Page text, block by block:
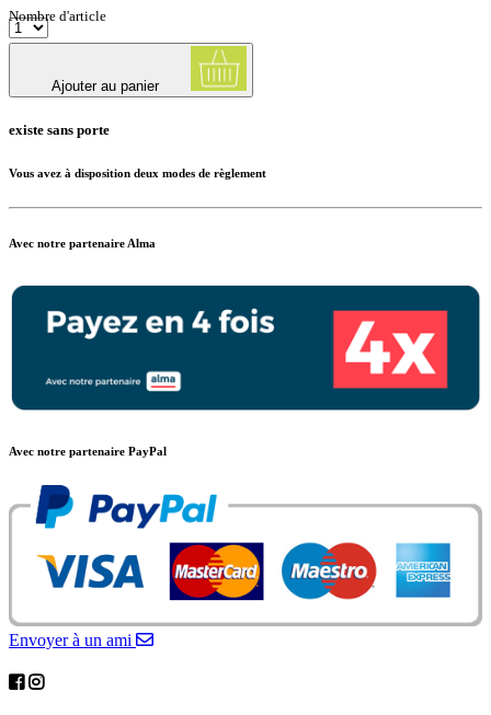
Nombre d'article
Ajouter au panier
existe sans porte
Vous avez à disposition deux modes de règlement
Avec notre partenaire Alma
Avec notre partenaire PayPal
Envoyer à un ami